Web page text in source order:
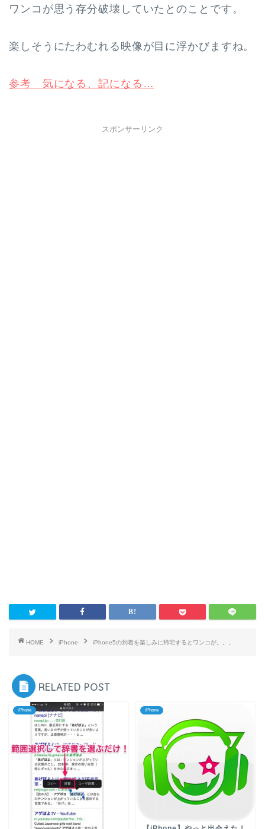
ワンコが思う存分破壊していたとのことです。
楽しそうにたわむれる映像が目に浮かびますね。
参考 気になる、記になる…
スポンサーリンク
HOME iPhone iPhone5の到着を楽しみに帰宅するとワンコが。。。
RELATED POST
iPhone iPhone